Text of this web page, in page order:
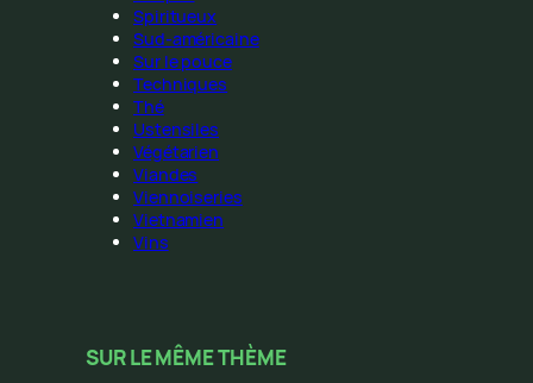
Spiritueux
Sud-américaine
Sur le pouce
Techniques
Thé
Ustensiles
Végétarien
Viandes
Viennoiseries
Vietnamien
Vins
SUR LE MÊME THÈME